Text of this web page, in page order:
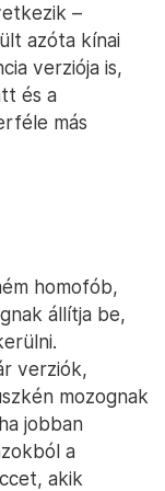
–
azóta kínai
verziója is,
és a
más
homofób,
állítja be,
verziók,
mozognak
jobban
a
akik